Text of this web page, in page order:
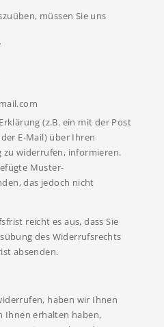
müssen Sie uns
(z.B. ein mit der Post
E-Mail) über Ihren
zu widerrufen, informieren.
Muster-
das jedoch nicht
reicht es aus, dass Sie
des Widerrufsrechts
absenden.
haben wir Ihnen
Ihnen erhalten haben,